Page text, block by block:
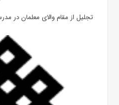
تجلیل از مقام والای معلمان در